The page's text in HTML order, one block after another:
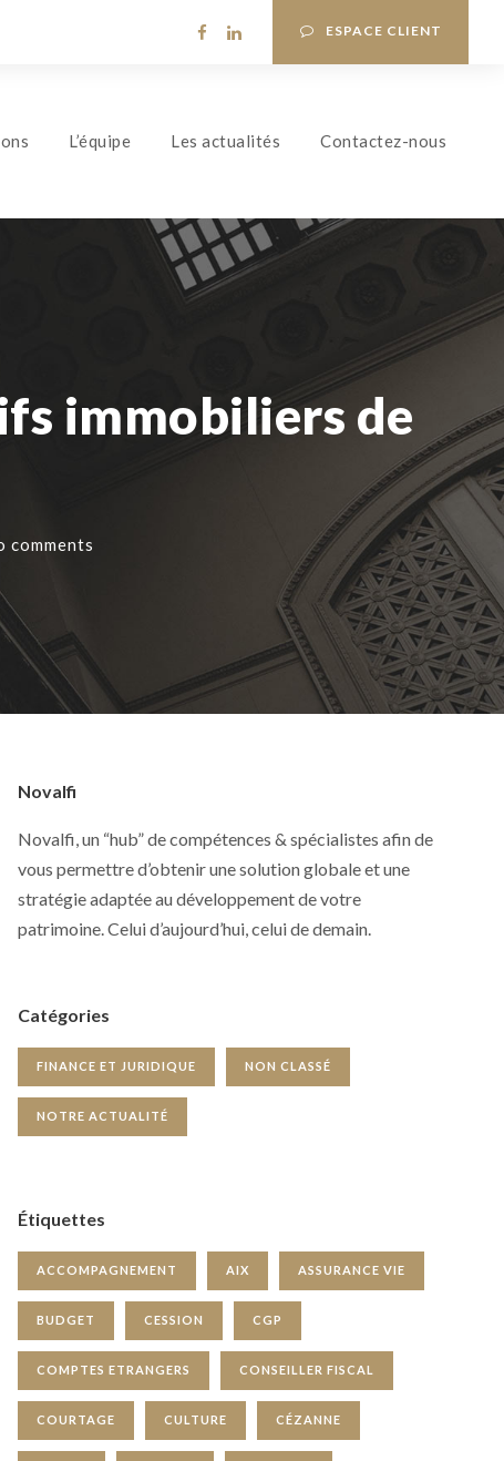
ESPACE CLIENT
L’équipe Les actualités Contactez-nous
immobiliers de
comments
Novalfi
Novalfi, un “hub” de compétences & spécialistes afin de
vous permettre d’obtenir une solution globale et une
stratégie adaptée au développement de votre
patrimoine. Celui d’aujourd’hui, celui de demain.
Catégories
FINANCE ET JURIDIQUE NON CLASSÉ
NOTRE ACTUALITÉ
Étiquettes
ACCOMPAGNEMENT AIX ASSURANCE VIE
BUDGET CESSION CGP
COMPTES ETRANGERS CONSEILLER FISCAL
COURTAGE CULTURE CÉZANNE